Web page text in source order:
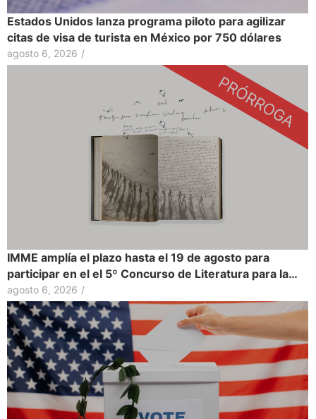
Estados Unidos lanza programa piloto para agilizar
citas de visa de turista en México por 750 dólares
agosto 6, 2026 /
IMME amplía el plazo hasta el 19 de agosto para
participar en el el 5º Concurso de Literatura para la…
agosto 6, 2026 /